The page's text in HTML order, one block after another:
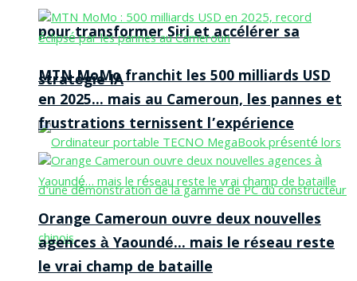
pour transformer Siri et accélérer sa
stratégie IA
MTN MoMo franchit les 500 milliards USD
en 2025… mais au Cameroun, les pannes et
frustrations ternissent l’expérience
Orange Cameroun ouvre deux nouvelles
agences à Yaoundé… mais le réseau reste
le vrai champ de bataille